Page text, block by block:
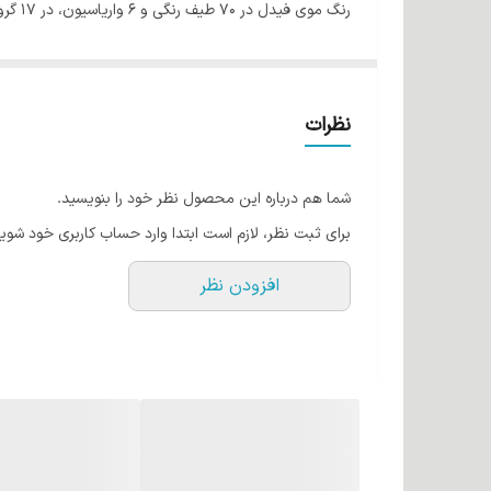
رنگ موی فیدل در 70 طیف رنگی و 6 واریاسیون، در 17 گروه عرضه می شود.
نظرات
شما هم درباره این محصول نظر خود را بنویسید.
برای ثبت نظر، لازم است ابتدا وارد حساب کاربری خود
افزودن نظر